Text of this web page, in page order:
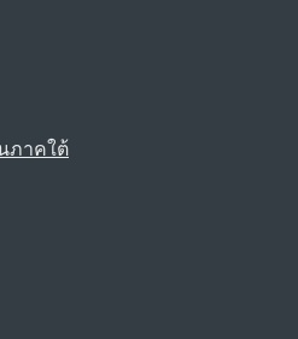
ภาคใต้